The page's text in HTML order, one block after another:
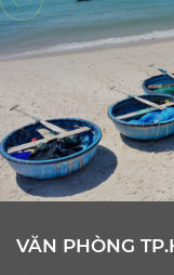
VĂN PHÒNG